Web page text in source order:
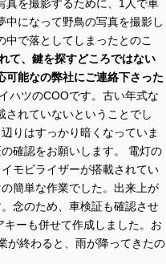
真を撮影するために、1人で車
中になって野鳥の写真を撮影し
で落としてしまったとのこ
て、鍵を探すどころではない
可能なの弊社にご連絡下さった
ハツのCOOです。古い年式な
されていないということでし
りはすっかり暗くなっていま
確認をお願いします。 電灯の
モビライザーが搭載されてい
簡単な作業でした。出来上が
念のため、車検証も確認させ
ーも併せて作成しました。お
が終わると、雨が降ってきたの